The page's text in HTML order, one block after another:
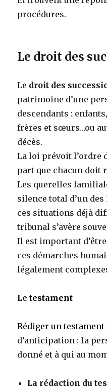
procédures.
Le droit des
Le droit des
patrimoine d’une
descendants :
frères et sœurs…ou
décès.
La loi prévoit l’ordre
part que chacun doit
Les querelles
silence total d’un
ces situations déjà
tribunal s’avère
Il est important
ces démarches
légalement
Letestament
Rédiger un testament
d’anticipation : la
donné et à qui au
La rédaction du